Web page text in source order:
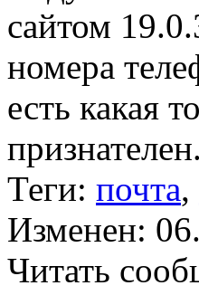
сайтом
номера
есть какая
Теги: почта,
Изменен:
Читать